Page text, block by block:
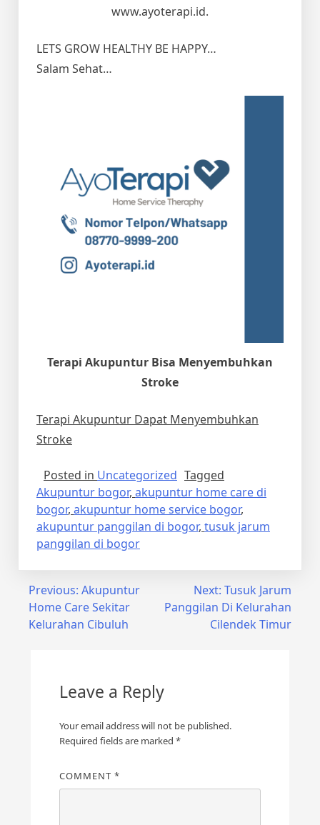
www.ayoterapi.id.
LETS GROW HEALTHY BE HAPPY…
Salam Sehat…
Terapi Akupuntur Bisa Menyembuhkan
Stroke
Terapi Akupuntur Dapat Menyembuhkan
Stroke
Posted in Uncategorized Tagged
Akupuntur bogor, akupuntur home care di
bogor, akupuntur home service bogor,
akupuntur panggilan di bogor, tusuk jarum
panggilan di bogor
Post
navigation
Previous: Akupuntur
Home Care Sekitar
Kelurahan Cibuluh
Next: Tusuk Jarum
Panggilan Di Kelurahan
Cilendek Timur
Leave a Reply
Your email address will not be published.
Required fields are marked *
COMMENT *